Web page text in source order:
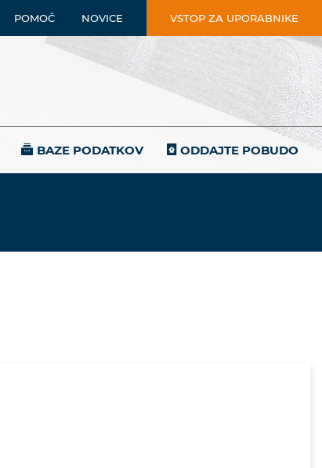
POMOČ NOVICE VSTOP ZA UPORABNIKE
BAZE PODATKOV ODDAJTE POBUDO